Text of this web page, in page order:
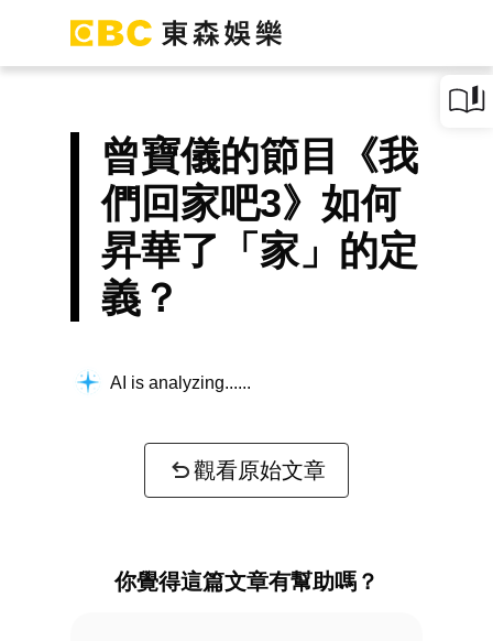
曾寶儀的節目《我
們回家吧3》如何
昇華了「家」的定
義？
AI is analyzing...
觀看原始文章
你覺得這篇文章有幫助嗎？